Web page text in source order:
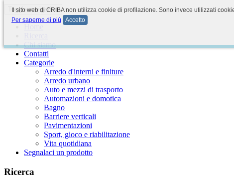
Toggle navigation
Chi siamo
Contatti
Categorie
Arredo d'interni e finiture
Arredo urbano
Auto e mezzi di trasporto
Automazioni e domotica
Bagno
Barriere verticali
Pavimentazioni
Sport, gioco e riabilitazione
Vita quotidiana
Segnalaci un prodotto
Ricerca
Il sito web di CRIBA non utilizza cookie di profilazione. Sono invece utilizzati
Per saperne di più
Accetto